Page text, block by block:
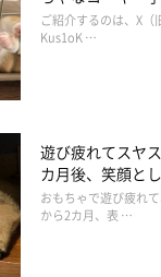
っぱり怖いよね…
からかなりの距離を
コ“コーギースマ
長！
ご紹介するのは、X
Kus1oK …
遊び疲れてスヤ
カ月後、笑顔と
成長！
おもちゃで遊び疲れ
から2カ月、表 …